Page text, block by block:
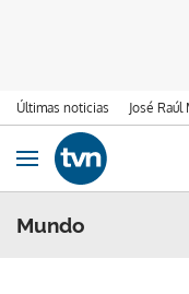
Últimas noticias José Raúl
Ir al contenido
Obrir navegació
Mundo